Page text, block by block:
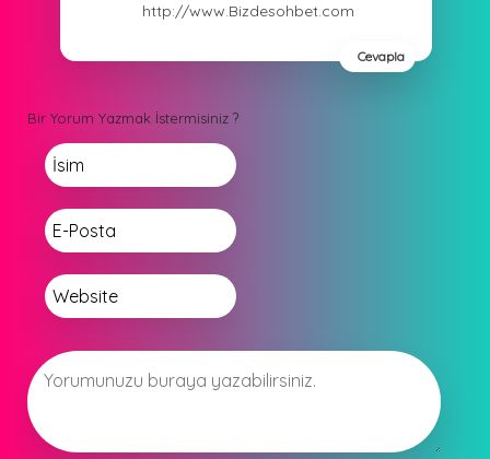
http://www.Bizdesohbet.com
Cevapla
Bir Yorum Yazmak İstermisiniz ?